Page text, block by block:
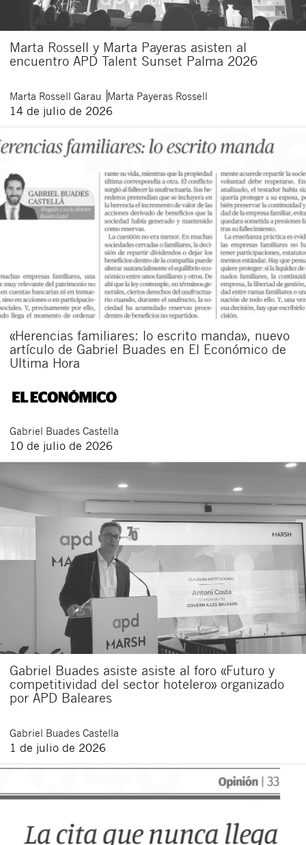
Marta Rossell y Marta Payeras asisten al
encuentro APD Talent Sunset Palma 2026
Marta Rossell Garau Marta Payeras Rossell
14 de julio de 2026
«Herencias familiares: lo escrito manda», nuevo
artículo de Gabriel Buades en El Económico de
Ultima Hora
Gabriel Buades Castella
10 de julio de 2026
Gabriel Buades asiste asiste al foro «Futuro y
competitividad del sector hotelero» organizado
por APD Baleares
Gabriel Buades Castella
1 de julio de 2026